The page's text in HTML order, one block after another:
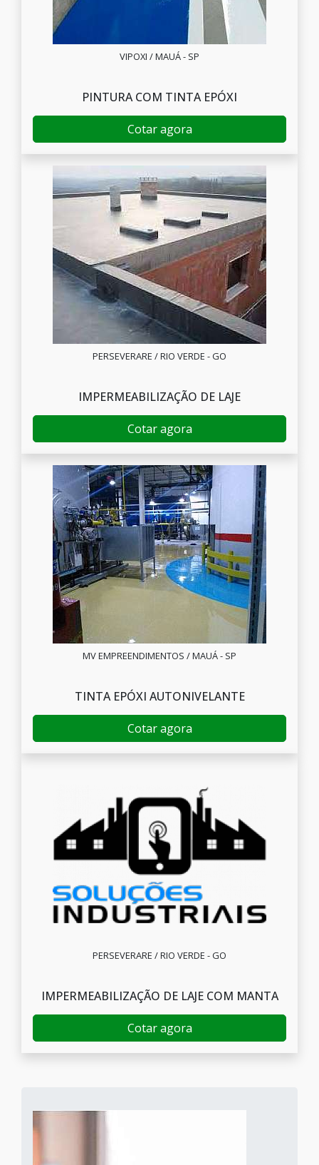
VIPOXI / MAUÁ - SP
PINTURA COM TINTA EPÓXI
Cotar agora
PERSEVERARE / RIO VERDE - GO
IMPERMEABILIZAÇÃO DE LAJE
Cotar agora
MV EMPREENDIMENTOS / MAUÁ - SP
TINTA EPÓXI AUTONIVELANTE
Cotar agora
PERSEVERARE / RIO VERDE - GO
IMPERMEABILIZAÇÃO DE LAJE COM MANTA
Cotar agora